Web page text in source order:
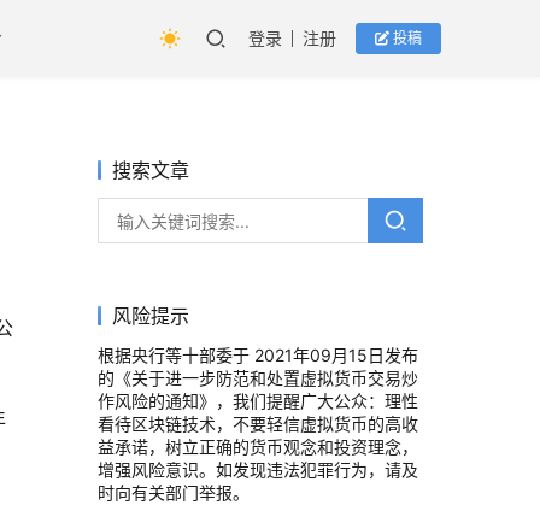
登录 注册 投稿
搜索文章
风险提示
根据央行等十部委于 2021年09月15日发布
的《关于进一步防范和处置虚拟货币交易炒
作风险的通知》，我们提醒广大公众：理性
看待区块链技术，不要轻信虚拟货币的高收
益承诺，树立正确的货币观念和投资理念，
增强风险意识。如发现违法犯罪行为，请及
时向有关部门举报。